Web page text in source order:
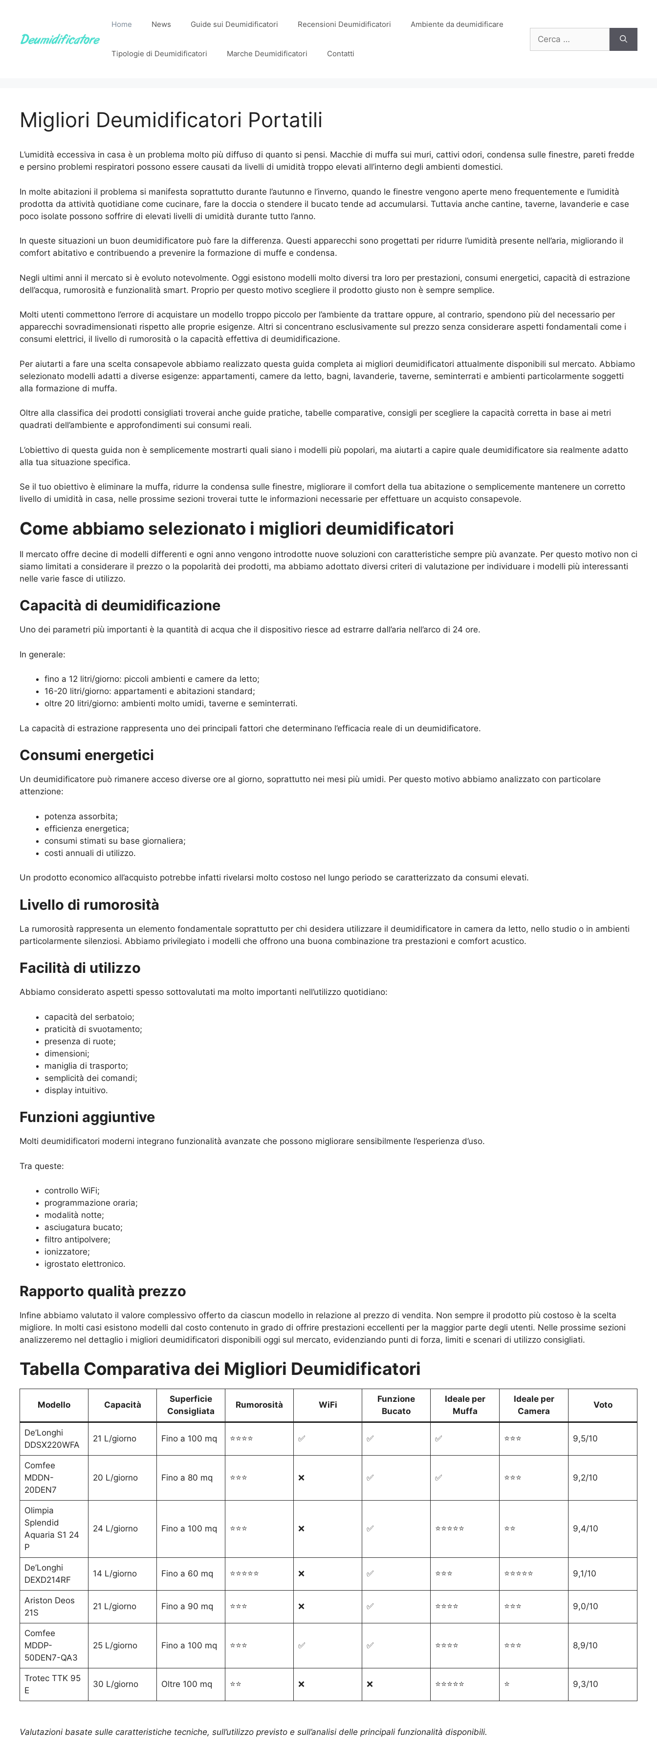
Home News Guide sui Deumidificatori Recensioni Deumidificatori Ambiente da deumidificare
Tipologie di Deumidificatori Marche Deumidificatori Contatti
per:
Migliori Deumidificatori Portatili
L’umidità eccessiva in casa è un problema molto più diffuso di quanto si pensi. Macchie di muffa sui muri, cattivi odori, condensa sulle finestre, pareti fredde
e persino problemi respiratori possono essere causati da livelli di umidità troppo elevati all’interno degli ambienti domestici.
In molte abitazioni il problema si manifesta soprattutto durante l’autunno e l’inverno, quando le finestre vengono aperte meno frequentemente e l’umidità
prodotta da attività quotidiane come cucinare, fare la doccia o stendere il bucato tende ad accumularsi. Tuttavia anche cantine, taverne, lavanderie e case
poco isolate possono soffrire di elevati livelli di umidità durante tutto l’anno.
In queste situazioni un buon deumidificatore può fare la differenza. Questi apparecchi sono progettati per ridurre l’umidità presente nell’aria, migliorando il
comfort abitativo e contribuendo a prevenire la formazione di muffe e condensa.
Negli ultimi anni il mercato si è evoluto notevolmente. Oggi esistono modelli molto diversi tra loro per prestazioni, consumi energetici, capacità di estrazione
dell’acqua, rumorosità e funzionalità smart. Proprio per questo motivo scegliere il prodotto giusto non è sempre semplice.
Molti utenti commettono l’errore di acquistare un modello troppo piccolo per l’ambiente da trattare oppure, al contrario, spendono più del necessario per
apparecchi sovradimensionati rispetto alle proprie esigenze. Altri si concentrano esclusivamente sul prezzo senza considerare aspetti fondamentali come i
consumi elettrici, il livello di rumorosità o la capacità effettiva di deumidificazione.
Per aiutarti a fare una scelta consapevole abbiamo realizzato questa guida completa ai migliori deumidificatori attualmente disponibili sul mercato. Abbiamo
selezionato modelli adatti a diverse esigenze: appartamenti, camere da letto, bagni, lavanderie, taverne, seminterrati e ambienti particolarmente soggetti
alla formazione di muffa.
Oltre alla classifica dei prodotti consigliati troverai anche guide pratiche, tabelle comparative, consigli per scegliere la capacità corretta in base ai metri
quadrati dell’ambiente e approfondimenti sui consumi reali.
L’obiettivo di questa guida non è semplicemente mostrarti quali siano i modelli più popolari, ma aiutarti a capire quale deumidificatore sia realmente adatto
alla tua situazione specifica.
Se il tuo obiettivo è eliminare la muffa, ridurre la condensa sulle finestre, migliorare il comfort della tua abitazione o semplicemente mantenere un corretto
livello di umidità in casa, nelle prossime sezioni troverai tutte le informazioni necessarie per effettuare un acquisto consapevole.
Come abbiamo selezionato i migliori deumidificatori
Il mercato offre decine di modelli differenti e ogni anno vengono introdotte nuove soluzioni con caratteristiche sempre più avanzate. Per questo motivo non ci
siamo limitati a considerare il prezzo o la popolarità dei prodotti, ma abbiamo adottato diversi criteri di valutazione per individuare i modelli più interessanti
nelle varie fasce di utilizzo.
Capacità di deumidificazione
Uno dei parametri più importanti è la quantità di acqua che il dispositivo riesce ad estrarre dall’aria nell’arco di 24 ore.
In generale:
fino a 12 litri/giorno: piccoli ambienti e camere da letto;
16-20 litri/giorno: appartamenti e abitazioni standard;
oltre 20 litri/giorno: ambienti molto umidi, taverne e seminterrati.
La capacità di estrazione rappresenta uno dei principali fattori che determinano l’efficacia reale di un deumidificatore.
Consumi energetici
Un deumidificatore può rimanere acceso diverse ore al giorno, soprattutto nei mesi più umidi. Per questo motivo abbiamo analizzato con particolare
attenzione:
potenza assorbita;
efficienza energetica;
consumi stimati su base giornaliera;
costi annuali di utilizzo.
Un prodotto economico all’acquisto potrebbe infatti rivelarsi molto costoso nel lungo periodo se caratterizzato da consumi elevati.
Livello di rumorosità
La rumorosità rappresenta un elemento fondamentale soprattutto per chi desidera utilizzare il deumidificatore in camera da letto, nello studio o in ambienti
particolarmente silenziosi. Abbiamo privilegiato i modelli che offrono una buona combinazione tra prestazioni e comfort acustico.
Facilità di utilizzo
Abbiamo considerato aspetti spesso sottovalutati ma molto importanti nell’utilizzo quotidiano:
capacità del serbatoio;
praticità di svuotamento;
presenza di ruote;
dimensioni;
maniglia di trasporto;
semplicità dei comandi;
display intuitivo.
Funzioni aggiuntive
Molti deumidificatori moderni integrano funzionalità avanzate che possono migliorare sensibilmente l’esperienza d’uso.
Tra queste:
controllo WiFi;
programmazione oraria;
modalità notte;
asciugatura bucato;
filtro antipolvere;
ionizzatore;
igrostato elettronico.
Rapporto qualità prezzo
Infine abbiamo valutato il valore complessivo offerto da ciascun modello in relazione al prezzo di vendita. Non sempre il prodotto più costoso è la scelta
migliore. In molti casi esistono modelli dal costo contenuto in grado di offrire prestazioni eccellenti per la maggior parte degli utenti. Nelle prossime sezioni
analizzeremo nel dettaglio i migliori deumidificatori disponibili oggi sul mercato, evidenziando punti di forza, limiti e scenari di utilizzo consigliati.
Tabella Comparativa dei Migliori Deumidificatori
Modello Capacità
Superficie
Consigliata
Rumorosità WiFi
Funzione
Bucato
Ideale per
Muffa
Ideale per
Camera
Voto
De’Longhi
DDSX220WFA
21 L/giorno Fino a 100 mq ⭐⭐⭐⭐ ✅ ✅ ✅ ⭐⭐⭐ 9,5/10
Comfee
MDDN-
20DEN7
20 L/giorno Fino a 80 mq ⭐⭐⭐ ❌ ✅ ✅ ⭐⭐⭐ 9,2/10
Olimpia
Splendid
Aquaria S1 24
P
24 L/giorno Fino a 100 mq ⭐⭐⭐ ❌ ✅ ⭐⭐⭐⭐⭐ ⭐⭐ 9,4/10
De’Longhi
DEXD214RF
14 L/giorno Fino a 60 mq ⭐⭐⭐⭐⭐ ❌ ✅ ⭐⭐⭐ ⭐⭐⭐⭐⭐ 9,1/10
Ariston Deos
21S
21 L/giorno Fino a 90 mq ⭐⭐⭐ ❌ ✅ ⭐⭐⭐⭐ ⭐⭐⭐ 9,0/10
Comfee
MDDP-
50DEN7-QA3
25 L/giorno Fino a 100 mq ⭐⭐⭐ ✅ ✅ ⭐⭐⭐⭐ ⭐⭐⭐ 8,9/10
Trotec TTK 95
E
30 L/giorno Oltre 100 mq ⭐⭐ ❌ ❌ ⭐⭐⭐⭐⭐ ⭐ 9,3/10
Valutazioni basate sulle caratteristiche tecniche, sull’utilizzo previsto e sull’analisi delle principali funzionalità disponibili.